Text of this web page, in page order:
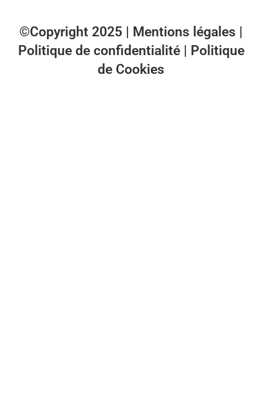
©Copyright 2025 | Mentions légales |
Politique de confidentialité | Politique
de Cookies